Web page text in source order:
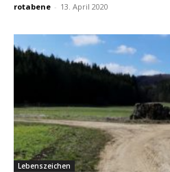
rotabene - 13. April 2020
Lebenszeichen